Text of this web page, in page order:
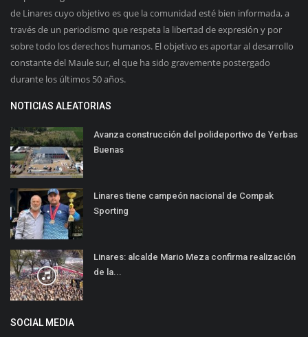
de Linares cuyo objetivo es que la comunidad esté bien informada, a
través de un periodismo que respeta la libertad de expresión y por
sobre todo los derechos humanos. El objetivo es aportar al desarrollo
constante del Maule sur, el que ha sido gravemente postergado
durante los últimos 50 años.
NOTICIAS ALEATORIAS
Avanza construcción del polideportivo de Yerbas
Buenas
Linares tiene campeón nacional de Compak
Sporting
Linares: alcalde Mario Meza confirma realización
de la...
SOCIAL MEDIA